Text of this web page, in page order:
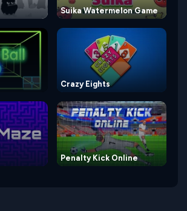
Suika Watermelon Game
Crazy Eights
Penalty Kick Online